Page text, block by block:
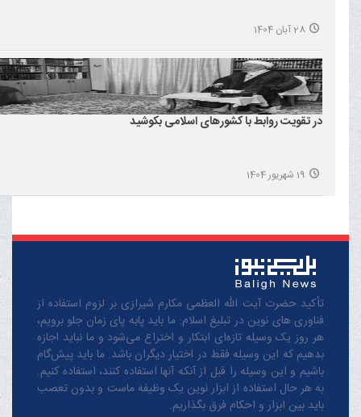
28 آبان 1404
در تقویت روابط با کشورهای اسلامی بکوشید
19 شهریور 1404
تأکید حضرت آیت الله العظمی مکارم شیرازی بر لزوم استفاده از
فناوری های نوین در تبلیغ اسلام: ما باید پابه پای زمان جلو برویم،
هر روز یک وسیله تازه‌ای ابتکار و اختراع می‌شود و ما نباید اجازه
بدهیم که این وسیله فقط در اختیار دیگران باشد. ما باید پیش‌گام
باشیم و این وسیله را قبل از آنکه آنها استفاده کنند، استفاده کنیم.
به هر حال استفاده از ابزار نوین یک وظیفه ماست و بدون تعصب
باید بین ابزار و احکام فرق بگذاریم.